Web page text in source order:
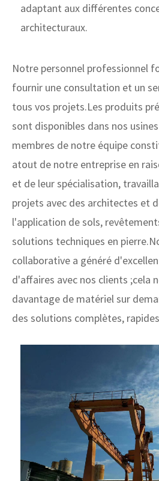
adaptant aux différentes
architecturaux.
Notre personnel professionnel
fournir une consultation et un
tous vos projets.Les produits
sont disponibles dans nos
membres de notre équipe
atout de notre entreprise en
et de leur spécialisation,
projets avec des architectes et
l'application de sols,
solutions techniques en
collaborative a généré
d'affaires avec nos clients ;cela
davantage de matériel sur
des solutions complètes,